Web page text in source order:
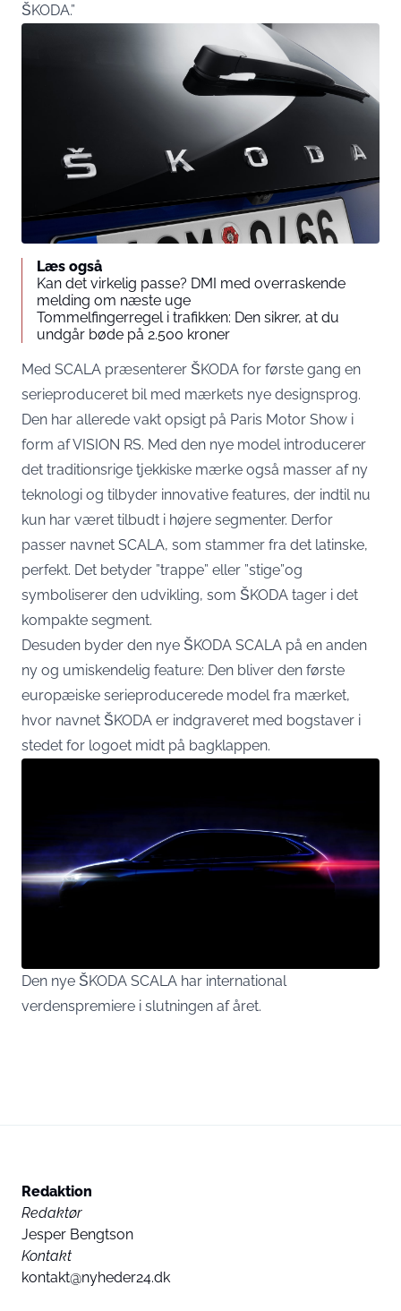
ŠKODA.”
Læs også
Kan det virkelig passe? DMI med overraskende
melding om næste uge
Tommelfingerregel i trafikken: Den sikrer, at du
undgår bøde på 2.500 kroner
Med SCALA præsenterer ŠKODA for første gang en
serieproduceret bil med mærkets nye designsprog.
Den har allerede vakt opsigt på Paris Motor Show i
form af VISION RS. Med den nye model introducerer
det traditionsrige tjekkiske mærke også masser af ny
teknologi og tilbyder innovative features, der indtil nu
kun har været tilbudt i højere segmenter. Derfor
passer navnet SCALA, som stammer fra det latinske,
perfekt. Det betyder ”trappe” eller ”stige”og
symboliserer den udvikling, som ŠKODA tager i det
kompakte segment.
Desuden byder den nye ŠKODA SCALA på en anden
ny og umiskendelig feature: Den bliver den første
europæiske serieproducerede model fra mærket,
hvor navnet ŠKODA er indgraveret med bogstaver i
stedet for logoet midt på bagklappen.
Den nye ŠKODA SCALA har international
verdenspremiere i slutningen af året.
Redaktion
Redaktør
Jesper Bengtson
Kontakt
kontakt@nyheder24.dk